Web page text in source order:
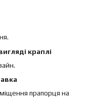
краплі
прапорця на